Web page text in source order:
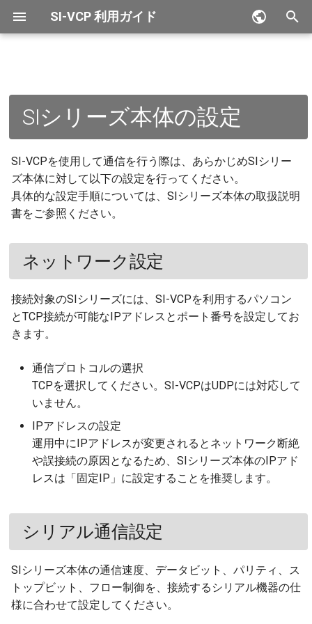
SI-VCP 利用ガイド
を
ネットワーク設定
シリアル通信設定
SIシリーズ本体の設定
SI-VCPを使用して通信を行う際は、あらかじめSIシリー
ズ本体に対して以下の設定を行ってください。
具体的な設定手順については、SIシリーズ本体の取扱説明
書をご参照ください。
ネットワーク設定
接続対象のSIシリーズには、SI-VCPを利用するパソコン
とTCP接続が可能なIPアドレスとポート番号を設定してお
きます。
通信プロトコルの選択
TCPを選択してください。SI-VCPはUDPには対応して
いません。
IPアドレスの設定
運用中にIPアドレスが変更されるとネットワーク断絶
や誤接続の原因となるため、SIシリーズ本体のIPアド
レスは「固定IP」に設定することを推奨します。
シリアル通信設定
SIシリーズ本体の通信速度、データビット、パリティ、ス
トップビット、フロー制御を、接続するシリアル機器の仕
様に合わせて設定してください。